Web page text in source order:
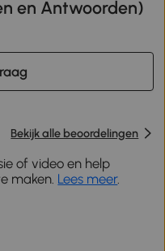
Bekijk alle beoordelingen
of video en help
maken. Lees meer.